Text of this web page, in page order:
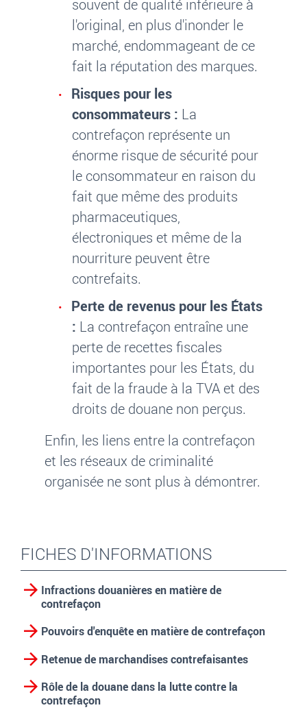
souvent de qualité inférieure à
l'original, en plus d'inonder le
marché, endommageant de ce
fait la réputation des marques.
Risques pour les
consommateurs : La
contrefaçon représente un
énorme risque de sécurité pour
le consommateur en raison du
fait que même des produits
pharmaceutiques,
électroniques et même de la
nourriture peuvent être
contrefaits.
Perte de revenus pour les États
: La contrefaçon entraîne une
perte de recettes fiscales
importantes pour les États, du
fait de la fraude à la TVA et des
droits de douane non perçus.
Enfin, les liens entre la contrefaçon
et les réseaux de criminalité
organisée ne sont plus à démontrer.
FICHES D'INFORMATIONS
Infractions douanières en matière de
contrefaçon
Pouvoirs d'enquête en matière de contrefaçon
Retenue de marchandises contrefaisantes
Rôle de la douane dans la lutte contre la
contrefaçon